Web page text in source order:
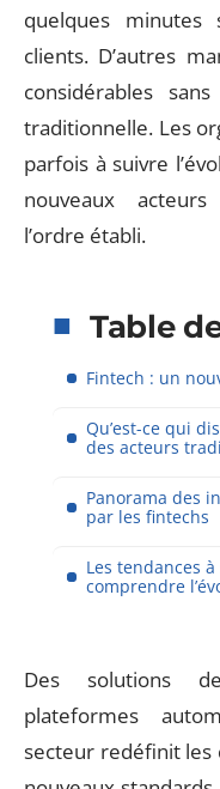
quelques minutes
clients. D’autres
considérables
traditionnelle. Les
parfois à suivre
nouveaux
l’ordre établi.
Table
Fintech : un
Qu’est-ce qui
des acteurs
Panorama des
par les fintechs
Les tendances
comprendre
Des solutions
plateformes
secteur redéfinit les